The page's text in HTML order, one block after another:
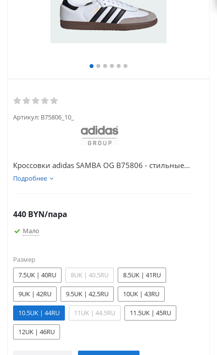
Артикул: B75806_10_
Кроссовки adidas SAMBA OG B75806 - стильные...
Подробнее
440 BYN/пара
Мало
Размер
7.5UK | 40RU
8UK | 40.5RU 8.5UK | 41RU
9UK | 42RU 9.5UK | 42.5RU 10UK | 43RU
10.5UK | 44RU 11UK | 44.5RU 11.5UK | 45RU
12UK | 46RU